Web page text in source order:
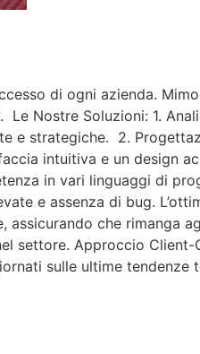
di ogni azienda.
Nostre Soluzioni: 1.
e strategiche. 2.
intuitiva e un
in vari linguaggi di
e assenza di bug.
che rimanga
settore. Approccio
sulle ultime